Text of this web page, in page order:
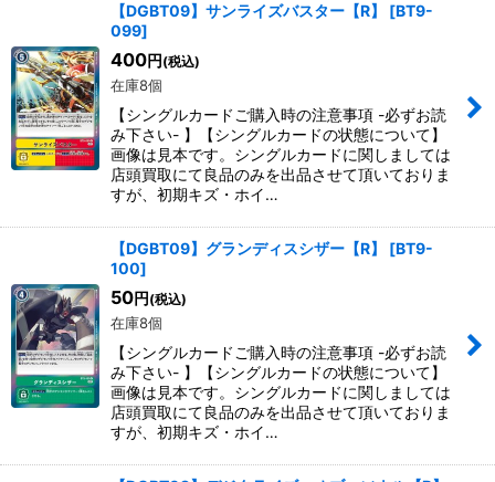
【DGBT09】サンライズバスター【R】 [BT9-
099]
400円 (税込)
在庫8個
【シングルカードご購入時の注意事項 -必ずお読
み下さい- 】【シングルカードの状態について】
画像は見本です。シングルカードに関しましては
店頭買取にて良品のみを出品させて頂いておりま
すが、初期キズ・ホイ…
【DGBT09】グランディスシザー【R】 [BT9-
100]
50円 (税込)
在庫8個
【シングルカードご購入時の注意事項 -必ずお読
み下さい- 】【シングルカードの状態について】
画像は見本です。シングルカードに関しましては
店頭買取にて良品のみを出品させて頂いておりま
すが、初期キズ・ホイ…